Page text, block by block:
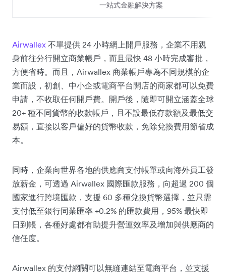
一站式金融解決方案
Airwallex 不單提供 24 小時網上開戶服務，企業不用親
身前往分行開立商業帳戶，而且最快 48 小時完成審批，
方便省時。而且，Airwallex 商業帳戶專為不同規模的企
業而設，初創、中小企或電商平台開店的商家都可以免費
申請，不收取任何開戶費。開戶後，隨即可開立涵蓋全球
20+ 種不同貨幣的收款帳戶，且不設最低存款額及最低交
易額，直接以客戶偏好的貨幣收款，免除兌換費用節省成
本。
同時，企業向世界各地的供應商支付帳單或向海外員工發
放薪金，可透過 Airwallex 國際匯款服務，向超過 200 個
國家進行跨境匯款，支援 60 多種兌換貨幣選擇，並只需
支付低至銀行同業匯率 +0.2% 的匯款費用，95% 最快即
日到帳，各種好處都有助提升營運效率及增加與供應商的
信任度。
Airwallex 的支付網關可以無縫連結至電商平台，並支援